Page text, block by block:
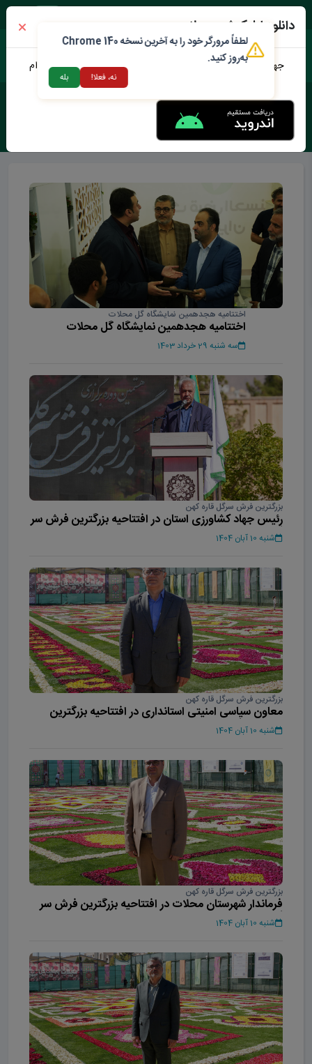
برچسب :
اختتامیه هجدهمین نمایشگاه گل محلات
اختتامیه هجدهمین نمایشگاه گل محلات
سه شنبه 29 خرداد 1403
بزرگترین فرش سرگل قاره کهن
رئیس جهاد کشاورزی استان در افتتاحیه بزرگترین فرش سر
گل آسیا
شنبه 10 آبان 1404
بزرگترین فرش سرگل قاره کهن
معاون سیاسی امنیتی استانداری در افتتاحیه بزرگترین
فرش سر گل آسیا
شنبه 10 آبان 1404
بزرگترین فرش سرگل قاره کهن
فرماندار شهرستان محلات در افتتاحیه بزرگترین فرش سر
گل آسیا
شنبه 10 آبان 1404
دانلود اپلیکیشن محلات من
جهت دانلود نرم افزار محلات من می توانید از طریق لینک زیر اقدام
لطفاً مرورگر خود را به آخرین نسخه Chrome 140
به‌روز کنید.
نه، فعلا! بله